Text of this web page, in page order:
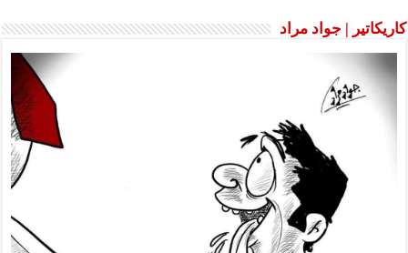
كاريكاتير | جواد مراد